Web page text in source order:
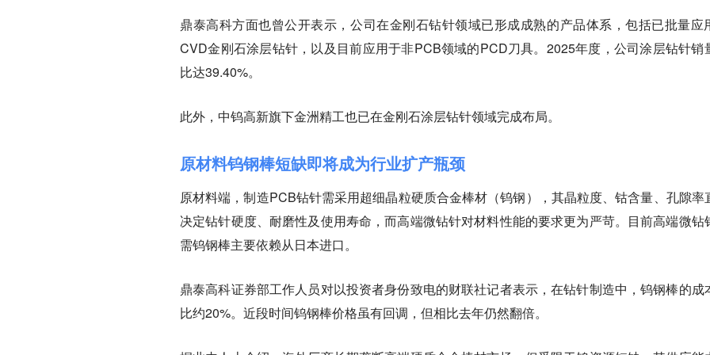
鼎泰高科方面也曾公开表示，公司在金刚石钻针领域已形成成熟的产品体系，包括已批量应
CVD金刚石涂层钻针，以及目前应用于非PCB领域的PCD刀具。2025年度，公司涂层钻针销
比达39.40%。
此外，中钨高新旗下金洲精工也已在金刚石涂层钻针领域完成布局。
原材料钨钢棒短缺即将成为行业扩产瓶颈
原材料端，制造PCB钻针需采用超细晶粒硬质合金棒材（钨钢），其晶粒度、钴含量、孔隙率
决定钻针硬度、耐磨性及使用寿命，而高端微钻针对材料性能的要求更为严苛。目前高端微钻
需钨钢棒主要依赖从日本进口。
鼎泰高科证券部工作人员对以投资者身份致电的财联社记者表示，在钻针制造中，钨钢棒的成
比约20%。近段时间钨钢棒价格虽有回调，但相比去年仍然翻倍。